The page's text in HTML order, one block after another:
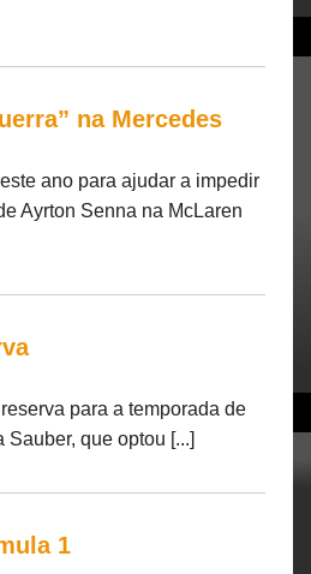
na Mercedes
ano para ajudar a impedir
Ayrton Senna na McLaren
para a temporada de
que optou [...]
1